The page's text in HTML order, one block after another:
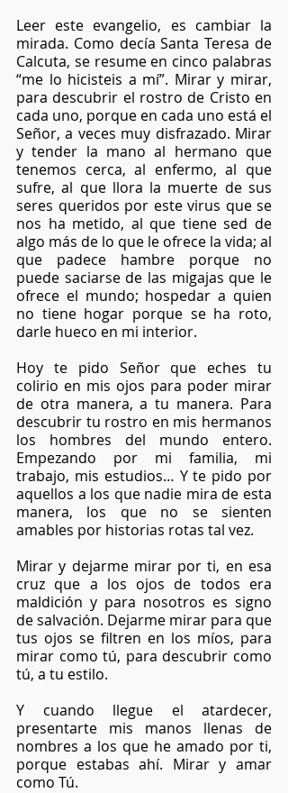
Leer este evangelio, es cambiar la
mirada. Como decía Santa Teresa de
Calcuta, se resume en cinco palabras
“me lo hicisteis a mí”. Mirar y mirar,
para descubrir el rostro de Cristo en
cada uno, porque en cada uno está el
Señor, a veces muy disfrazado. Mirar
y tender la mano al hermano que
tenemos cerca, al enfermo, al que
sufre, al que llora la muerte de sus
seres queridos por este virus que se
nos ha metido, al que tiene sed de
algo más de lo que le ofrece la vida; al
que padece hambre porque no
puede saciarse de las migajas que le
ofrece el mundo; hospedar a quien
no tiene hogar porque se ha roto,
darle hueco en mi interior.
Hoy te pido Señor que eches tu
colirio en mis ojos para poder mirar
de otra manera, a tu manera. Para
descubrir tu rostro en mis hermanos
los hombres del mundo entero.
Empezando por mi familia, mi
trabajo, mis estudios… Y te pido por
aquellos a los que nadie mira de esta
manera, los que no se sienten
amables por historias rotas tal vez.
Mirar y dejarme mirar por ti, en esa
cruz que a los ojos de todos era
maldición y para nosotros es signo
de salvación. Dejarme mirar para que
tus ojos se filtren en los míos, para
mirar como tú, para descubrir como
tú, a tu estilo.
Y cuando llegue el atardecer,
presentarte mis manos llenas de
nombres a los que he amado por ti,
porque estabas ahí. Mirar y amar
como Tú.